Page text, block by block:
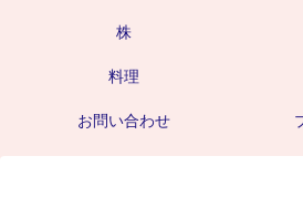
株
料理
お問い合わせ